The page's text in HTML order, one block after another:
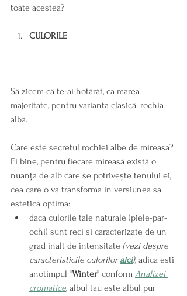
toate acestea?
CULORILE
Să zicem că te-ai hotărât, ca marea
majoritate, pentru varianta clasică: rochia
albă.
Care este secretul rochiei albe de mireasa?
Ei bine, pentru fiecare mireasă există o
nuanță de alb care se potrivește tenului ei,
cea care o va transforma in versiunea sa
estetica optima:
daca culorile tale naturale (piele-par-
ochi) sunt reci si caracterizate de un
grad inalt de intensitate (vezi despre
caracteristicile culorilor aici), adica esti
anotimpul “Winter” conform Analizei
cromatice, albul tau este albul pur